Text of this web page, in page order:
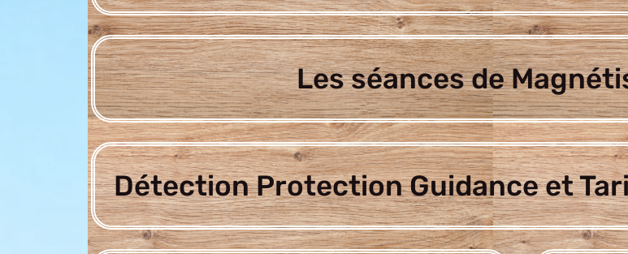
Les séances de
Détection Protection Guidance et